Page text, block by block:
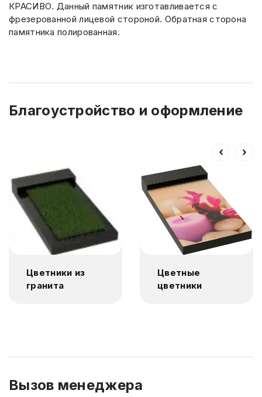
КРАСИВО. Данный памятник изготавливается с
фрезерованной лицевой стороной. Обратная сторона
памятника полированная.
Благоустройство и оформление
Цветники из
гранита
Цветные
цветники
Вызов менеджера